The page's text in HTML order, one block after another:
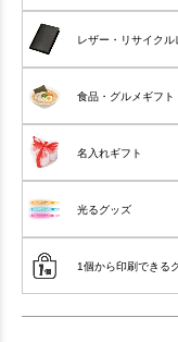
レザー・リサイクル
食品・グルメギフト
名入れギフト
光るグッズ
1個から印刷できる